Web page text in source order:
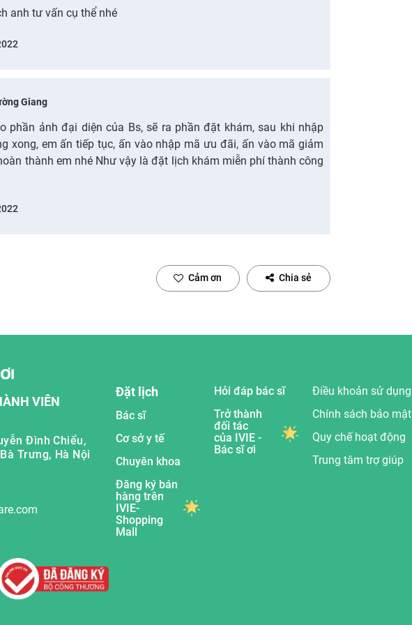
anh tư vấn cụ thể nhé
Giang
phần ảnh đại diện của Bs, sẽ ra phần đặt khám, sau khi nhập
xong, em ấn tiếp tục, ấn vào nhập mã ưu đãi, ấn vào mã giảm
thành em nhé Như vậy là đặt lịch khám miễn phí thành công
Cảm ơn Chia sẻ
VIÊN
Đình Chiểu,
Trưng, Hà Nội
Đặt lịch
Bác sĩ
Cơ sở y tế
Chuyên khoa
Đăng ký bán
hàng trên
IVIE-
Shopping
Mall
Hỏi đáp bác sĩ
Trở thành
đối tác
của IVIE -
Bác sĩ ơi
Điều khoản sử dụng
Chính sách bảo mật
Quy chế hoạt động
Trung tâm trợ giúp